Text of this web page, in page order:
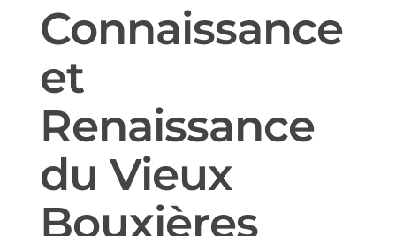
Connaissance
et
Renaissance
du Vieux
Bouxières